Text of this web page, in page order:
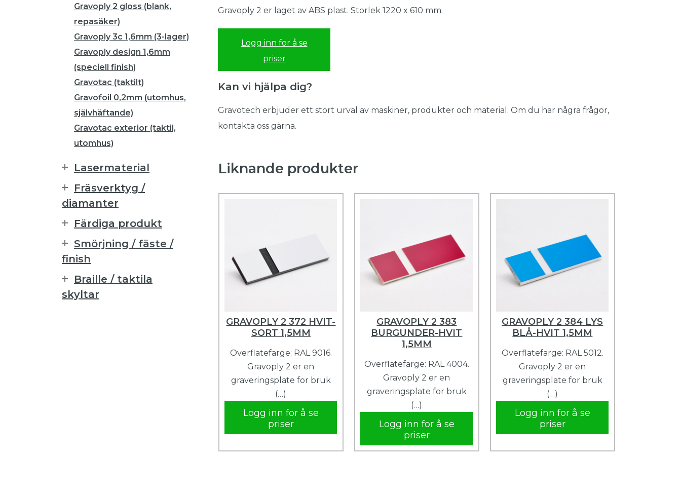
Gravoply 2 er laget av ABS plast. Storlek 1220 x 610 mm.
Logg inn for å se
priser
Kan vi hjälpa dig?
Gravotech erbjuder ett stort urval av maskiner, produkter och material. Om du har några frågor,
kontakta oss gärna.
Liknande produkter
GRAVOPLY 2 372 HVIT-
SORT 1,5MM
Overflatefarge: RAL 9016.
Gravoply 2 er en
graveringsplate for bruk
(…)
Logg inn for å se
priser
GRAVOPLY 2 383
BURGUNDER-HVIT
1,5MM
Overflatefarge: RAL 4004.
Gravoply 2 er en
graveringsplate for bruk
(…)
Logg inn for å se
priser
GRAVOPLY 2 384 LYS
BLÅ-HVIT 1,5MM
Overflatefarge: RAL 5012.
Gravoply 2 er en
graveringsplate for bruk
(…)
Logg inn for å se
priser
Gravoply 2 gloss (blank,
repasäker)
Gravoply 3c 1,6mm (3-lager)
Gravoply design 1,6mm
(speciell finish)
Gravotac (taktilt)
Gravofoil 0,2mm (utomhus,
självhäftande)
Gravotac exterior (taktil,
utomhus)
Lasermaterial
Fräsverktyg /
diamanter
Färdiga produkt
Smörjning / fäste /
finish
Braille / taktila
skyltar